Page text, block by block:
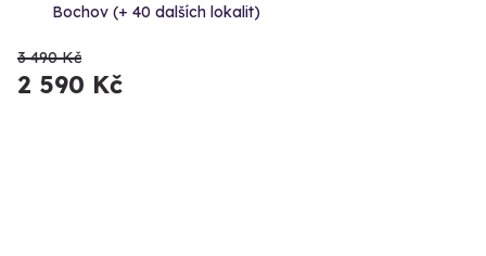
Bochov (+ 40 dalších lokalit)
3 490 Kč
2 590 Kč